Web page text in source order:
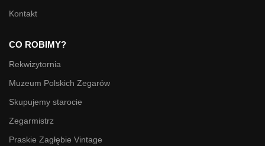
Kontakt
CO ROBIMY?
Rekwizytornia
Muzeum Polskich Zegarów
Skupujemy starocie
Zegarmistrz
Praskie Zagłębie Vintage